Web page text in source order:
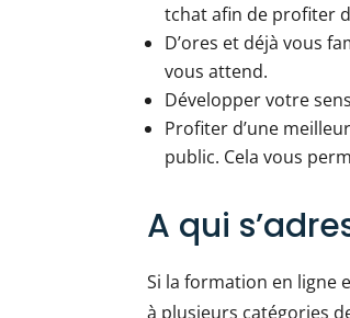
tchat afin de profiter
D’ores et déjà vous
vous attend.
Développer votre
Profiter d’une
public. Cela vous
A qui
Si la formation en ligne
à plusieurs catégories